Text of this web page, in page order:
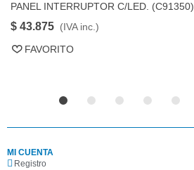
FAVORITO
PANEL INTERRUPTOR C/LED. (C91350)
$ 43.875 (IVA inc.)
FAVORITO
MI CUENTA
Registro